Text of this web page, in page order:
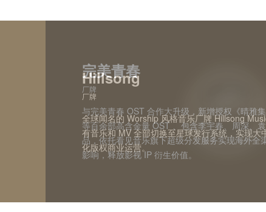
王嘉尔
创作者
协助王嘉尔从首张正式个单《Papillon》开始，
《Fendiman》等连续多张专辑推广；通过全球
了首位登顶美区POP榜的华语歌手、iTunes美国
球榜单的成绩。
张镒麟
创作者
助力作曲家、音乐制作人张镒麟作品的全球发行
体专访推荐，深度探访从审美到心智的创作历程
《人世间》原声带获得了 1064 个主流平台强推
云音乐、Apple Music 等权威榜单。
Shirfine
创作者
帮助宝藏级艺术家 Shirfine 处理版权确权和维权
溯过往版权收益。并联合推出「SA REMIX计划
力其开拓全球市场，扩大歌曲《幻昼Illusionary
参与音乐人海内外影响力。
Fhána
创作者
帮助日本二次元日本乐队fhána入驻中国，助力
推广。通过国内全矩阵流媒体推荐及国内二次元
平台微博的音乐人认证入驻、动态更新、媒体专
fhána 在国内的曝光路径，并为中国乐迷传递音
Hillsong
厂牌
全球闻名的 Worship 风格音乐厂牌 Hillsong
有音乐和 MV 全部切换至星球发行系统，实现大
化版权商业运营。
完美青春
厂牌
与完美青春 OST 合作大升级，新增授权《晴雅
等百余部高含金量 OST 、包含李宇春、周深、
品，依托看见音乐旗下超级分发服务实现海外全
影响，释放影视 IP 衍生价值。
Monstercat
厂牌
加拿大全球极具影响力的电音厂牌 Monstercat
作。「星球发行」作为 Monstercat 在中国的商
下所有作品商业使用相关业务。
Black Octopus
厂牌
世界知名采样包制作公司，专门为音乐制作提供
含了大量高质量的人声、真实录制乐器、打击乐
看见音乐与 Black Octopus 合作，推出了一个全
的采样包。
Lyricfind
服务商
与全球领先的歌词与数据授权商 Lyricfind 签订中
国企业的授权合作与商业拓展，基于庞大的歌词
权得管理与分发服务，加速推动中国市场歌词标
全球音乐创作者获益。
The Royalty Network
服务商
协助国际音乐市场中知名独立音乐出版公司之一
国，将旗下所有优质音乐内容登陆国内各大平台
式，围绕词曲版权价值、在线K歌、音乐IP等方
创，为平台用户带去更优质的音乐内容和更丰富
字音乐市场的无穷潜力，为未来全球内容格局发
Avex
厂牌
日本知名娱乐集团之一。看见助力 Avex 强推艺
其个人音乐生涯并提供宣发服务。
Sound Republica
服务商
协助韩国发行商 Sound Republica 将版图由韩国
首韩语及其他类型的曲库，通过星球发行系统实
结算，帮助音乐人、厂牌获得更高效分发和更广